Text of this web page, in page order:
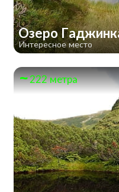
Озеро
Интересное место
222 метра